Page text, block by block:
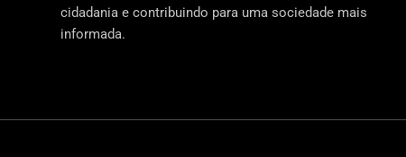
cidadania e contribuindo para uma sociedade mais
informada.